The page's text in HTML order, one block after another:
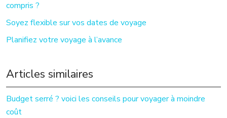
compris ?
Soyez flexible sur vos dates de voyage
Planifiez votre voyage à l’avance
Articles similaires
Budget serré ? voici les conseils pour voyager à moindre
coût